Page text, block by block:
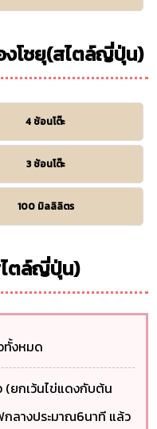
งโชยุ(สไตล์ญี่ปุ่น)
4 ช้อนโต๊ะ
3 ช้อนโต๊ะ
100 มิลลิลิตร
ไตล์ญี่ปุ่น)
ทั้งหมด
ยกเว้นไข่แดงกับต้น
ลางประมาณ6นาที แล้ว